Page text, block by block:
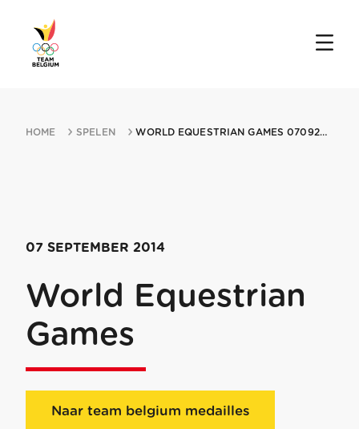
HOME SPELEN WORLD EQUESTRIAN GAMES 07092014 CAEN
07 SEPTEMBER 2014
World Equestrian
Games
Naar team belgium medailles